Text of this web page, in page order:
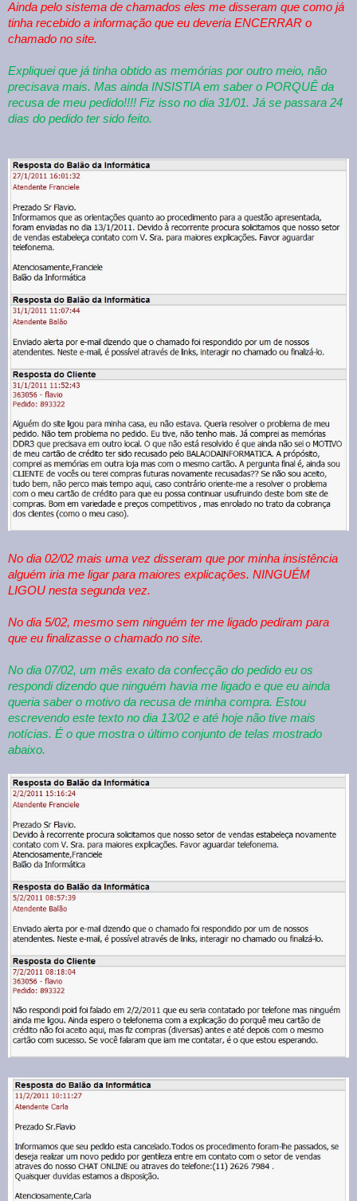
Ainda pelo sistema de chamados eles me disseram que como já
tinha recebido a informação que eu deveria ENCERRAR o
chamado no site.
Expliquei que já tinha obtido as memórias por outro meio, não
precisava mais. Mas ainda INSISTIA em saber o PORQUÊ da
recusa de meu pedido!!!! Fiz isso no dia 31/01. Já se passara 24
dias do pedido ter sido feito.
No dia 02/02 mais uma vez disseram que por minha insistência
alguém iria me ligar para maiores explicações. NINGUÉM
LIGOU nesta segunda vez.
No dia 5/02, mesmo sem ninguém ter me ligado pediram para
que eu finalizasse o chamado no site.
No dia 07/02, um mês exato da confecção do pedido eu os
respondi dizendo que ninguém havia me ligado e que eu ainda
queria saber o motivo da recusa de minha compra. Estou
escrevendo este texto no dia 13/02 e até hoje não tive mais
notícias. É o que mostra o último conjunto de telas mostrado
abaixo.